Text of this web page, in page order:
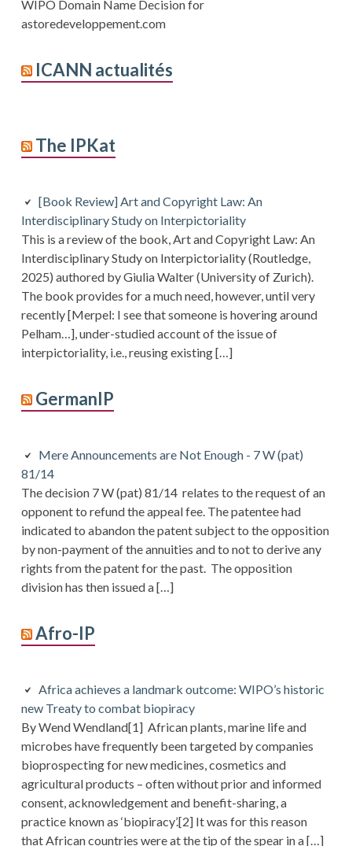
WIPO Domain Name Decision for
astoredeveloppement.com
ICANN actualités
The IPKat
[Book Review] Art and Copyright Law: An
Interdisciplinary Study on Interpictoriality
This is a review of the book, Art and Copyright Law: An
Interdisciplinary Study on Interpictoriality (Routledge,
2025) authored by Giulia Walter (University of Zurich).
The book provides for a much need, however, until very
recently [Merpel: I see that someone is hovering around
Pelham…], under-studied account of the issue of
interpictoriality, i.e., reusing existing […]
GermanIP
Mere Announcements are Not Enough - 7 W (pat)
81/14
The decision 7 W (pat) 81/14 relates to the request of an
opponent to refund the appeal fee. The patentee had
indicated to abandon the patent subject to the opposition
by non-payment of the annuities and to not to derive any
rights from the patent for the past. The opposition
division has then issued a […]
Afro-IP
Africa achieves a landmark outcome: WIPO’s historic
new Treaty to combat biopiracy
By Wend Wendland[1] African plants, marine life and
microbes have frequently been targeted by companies
bioprospecting for new medicines, cosmetics and
agricultural products – often without prior and informed
consent, acknowledgement and benefit-sharing, a
practice known as ‘biopiracy’.[2] It was for this reason
that African countries were at the tip of the spear in a […]